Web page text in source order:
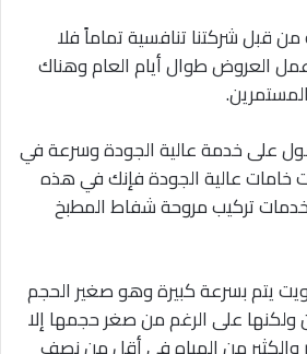
قبل شركتنا تنافسية تماماً فلا
العروض طوال أيام العام وهناك
على خدمة عالية الجودة وسرعة في
خامات عالية الجودة فإنك في هذه
تركيب مروحة شفاط المطبخ
يتم بسرعة كبيرة وهو صغير الحجم
على الرغم من صغر حجمها إلا